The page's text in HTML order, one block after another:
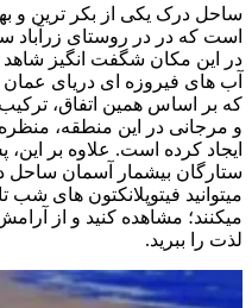
ساحل درک یکی از بکر ترین و
است که در در روستای
در این مکان شگفت انگیز
آب های فیروزه ای دریای
که بر اساس همین اتفاق،
و مرجانی در این منطقه،
ایجاد کرده است. علاوه بر
ستارگان بیشمار آسمان
میتوانید فیتوپلانکتون های
میکنند؛ مشاهده کنید و از
لذت را ببرید.